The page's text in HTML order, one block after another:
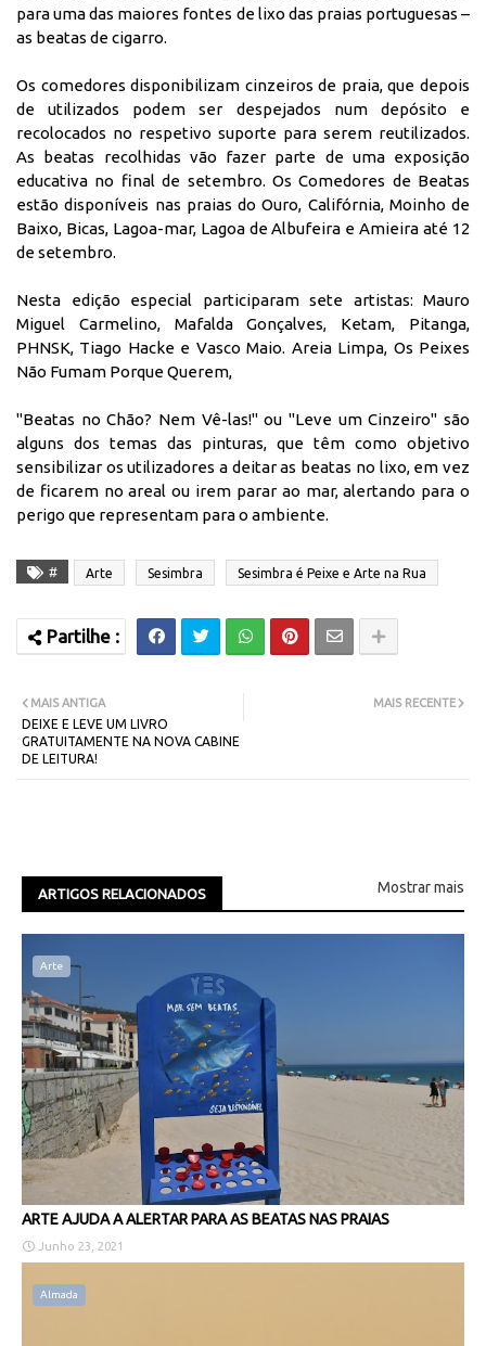
para uma das maiores fontes de lixo das praias portuguesas –
as beatas de cigarro.
Os comedores disponibilizam cinzeiros de praia, que depois
de utilizados podem ser despejados num depósito e
recolocados no respetivo suporte para serem reutilizados.
As beatas recolhidas vão fazer parte de uma exposição
educativa no final de setembro. Os Comedores de Beatas
estão disponíveis nas praias do Ouro, Califórnia, Moinho de
Baixo, Bicas, Lagoa-mar, Lagoa de Albufeira e Amieira até 12
de setembro.
Nesta edição especial participaram sete artistas: Mauro
Miguel Carmelino, Mafalda Gonçalves, Ketam, Pitanga,
PHNSK, Tiago Hacke e Vasco Maio. Areia Limpa, Os Peixes
Não Fumam Porque Querem,
"Beatas no Chão? Nem Vê-las!" ou "Leve um Cinzeiro" são
alguns dos temas das pinturas, que têm como objetivo
sensibilizar os utilizadores a deitar as beatas no lixo, em vez
de ficarem no areal ou irem parar ao mar, alertando para o
perigo que representam para o ambiente.
# Arte Sesimbra Sesimbra é Peixe e Arte na Rua
MAIS RECENTE
MAIS ANTIGA
DEIXE E LEVE UM LIVRO
GRATUITAMENTE NA NOVA CABINE
DE LEITURA!
ARTIGOS RELACIONADOS Mostrar mais
Arte
ARTE AJUDA A ALERTAR PARA AS BEATAS NAS PRAIAS
Junho 23, 2021
Almada